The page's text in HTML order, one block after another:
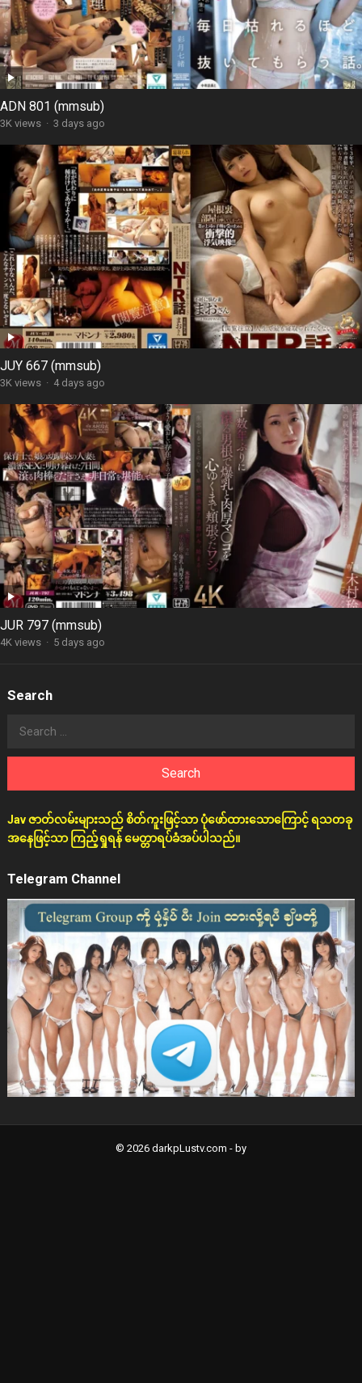
ADN 801 (mmsub)
3K views · 3 days ago
JUY 667 (mmsub)
3K views · 4 days ago
JUR 797 (mmsub)
4K views · 5 days ago
Search
Search
Jav ဇာတ်လမ်းများသည် စိတ်ကူးဖြင့်သာ ပုံဖော်ထားသောကြောင့် ရသတခု
အနေဖြင့်သာ ကြည့်ရှုရန် မေတ္တာရပ်ခံအပ်ပါသည်။
Telegram Channel
© 2026 darkpLustv.com - by